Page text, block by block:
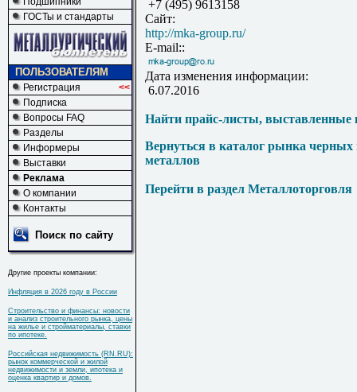
ГОСТы и стандарты
ПОЛЬЗОВАТЕЛЯМ
Регистрация
<<
Подписка
Вопросы FAQ
Разделы
Информеры
Выставки
Реклама
О компании
Контакты
Поиск по сайту
Другие проекты компании:
Инфляция в 2026 году в России
Строительство и финансы: новости
и анализ строительного рынка, цены
на жилье и стройматериалы, ставки
по ипотеке.
Российская недвижимость (RN.RU):
рынок коммерческой и жилой
недвижимости и земли, ипотека и
оценка квартир и домов.
+7 (495) 9613158
Сайт:
http://mka-group.ru/
E-mail::
Дата изменения информации:
6.07.2016
Найти прайс-листы, выставленные
Вернуться в каталог рынка
металлов
Перейти в раздел Металлоторговля